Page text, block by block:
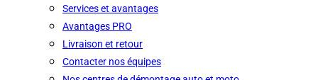
Services et avantages
Avantages PRO
Livraison et retour
Contacter nos équipes